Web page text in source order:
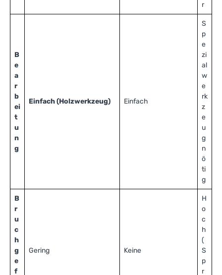
r
B
e
a
r
b
ei
t
u
n
g
Einfach (Holzwerkzeug) Einfach
S
p
e
zi
al
w
e
rk
z
e
u
g
n
ö
ti
g
B
r
u
c
h
g
e
f
Gering Keine
H
o
c
h
(
S
p
r